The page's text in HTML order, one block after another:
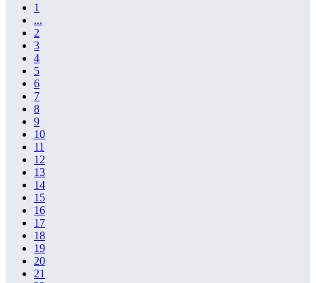
1
...
2
3
4
5
6
7
8
9
10
11
12
13
14
15
16
17
18
19
20
21